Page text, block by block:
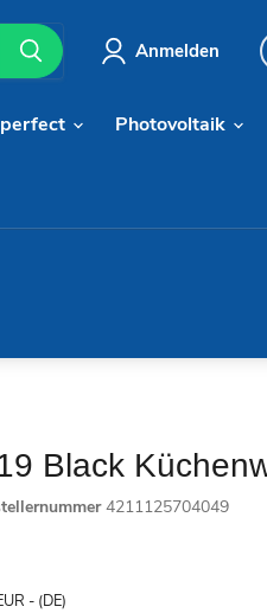
Anmelden
Photovoltaik
Black
4211125704049
- (DE)